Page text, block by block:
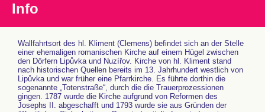
Info
Wallfahrtsort des hl. Kliment (Clemens) befindet sich an der Stelle
einer ehemaligen romanischen Kirche auf einem Hügel zwischen
den Dörfern Lipůvka und Nuzířov. Kirche von hl. Kliment stand
nach historischen Quellen bereits im 13. Jahrhundert westlich von
Lipůvka und war früher eine Pfarrkirche. Es führte dorthin die
sogenannte „Totenstraße“, durch die die Trauerprozessionen
gingen. 1787 wurde die Kirche aufgrund von Reformen des
Josephs II. abgeschafft und 1793 wurde sie aus Gründen der